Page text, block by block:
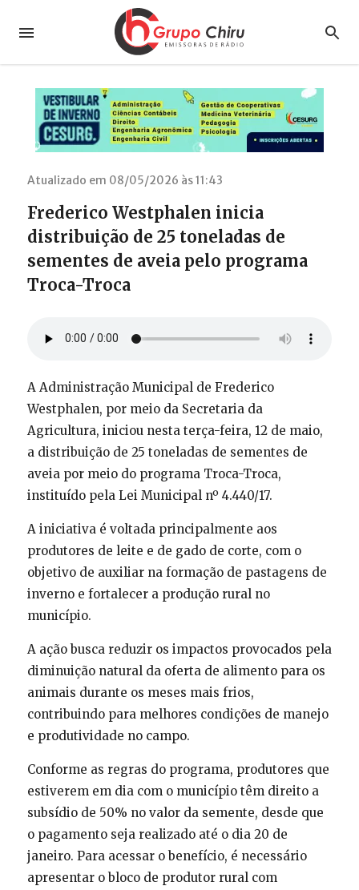
Atualizado em 08/05/2026 às 11:43
Frederico Westphalen inicia
distribuição de 25 toneladas de
sementes de aveia pelo programa
Troca-Troca
A Administração Municipal de Frederico
Westphalen, por meio da Secretaria da
Agricultura, iniciou nesta terça-feira, 12 de maio,
a distribuição de 25 toneladas de sementes de
aveia por meio do programa Troca-Troca,
instituído pela Lei Municipal nº 4.440/17.
A iniciativa é voltada principalmente aos
produtores de leite e de gado de corte, com o
objetivo de auxiliar na formação de pastagens de
inverno e fortalecer a produção rural no
município.
A ação busca reduzir os impactos provocados pela
diminuição natural da oferta de alimento para os
animais durante os meses mais frios,
contribuindo para melhores condições de manejo
e produtividade no campo.
Conforme as regras do programa, produtores que
estiverem em dia com o município têm direito a
subsídio de 50% no valor da semente, desde que
o pagamento seja realizado até o dia 20 de
janeiro. Para acessar o benefício, é necessário
apresentar o bloco de produtor rural com